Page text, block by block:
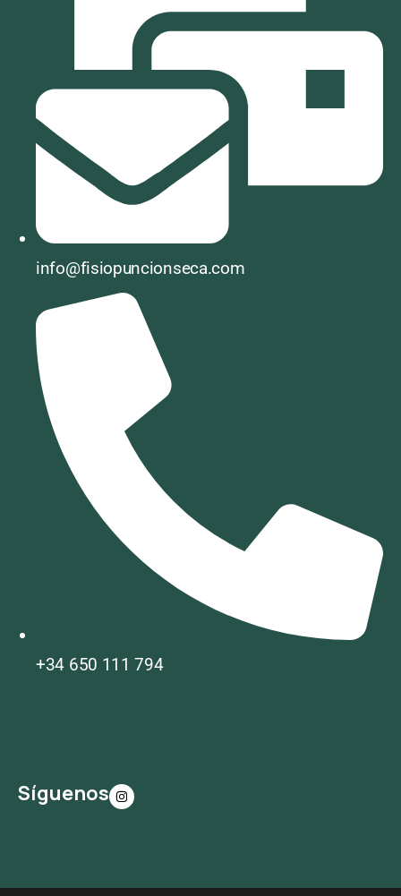
info@fisiopuncionseca.com
+34 650 111 794
Síguenos